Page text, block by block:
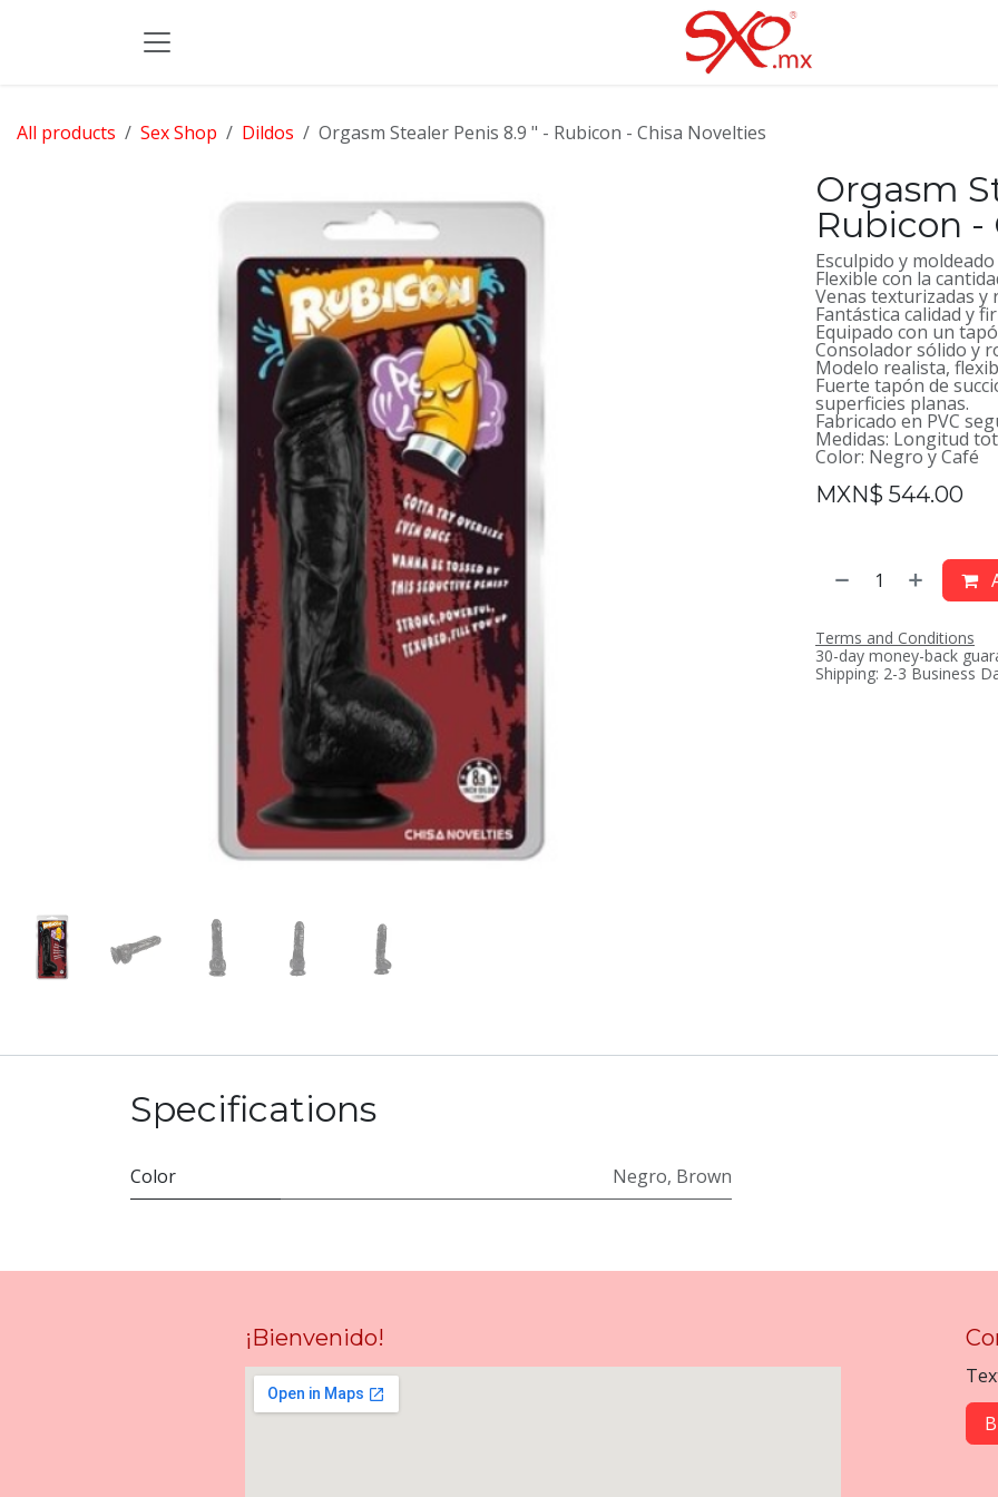
All products Sex Shop Dildos Orgasm Stealer Penis 8.9 " - Rubicon - Chisa Novelties
Orgasm
Rubicon -
Esculpido y
Flexible con la
Venas texturizadas y
Fantástica calidad y
Equipado con un
Consolador sólido y
Modelo realista,
Fuerte tapón de
superficies planas.
Fabricado en PVC
Medidas: Longitud
Color: Negro y Café
MXN$ 544.00
Terms and Conditions
30-day money-back
Shipping: 2-3 Business
Specifications
Color Negro, Brown
¡Bienvenido!